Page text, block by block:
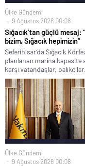
Ülke Gündemi
9 Ağustos 2026 00:08
Sığacık’tan güçlü mesaj:
bizim, Sığacık hepimizin”
Seferihisar’da Sığacık
planlanan marina kapasite
karşı vatandaşlar,
Ülke Gündemi
9 Ağustos 2026 00:08